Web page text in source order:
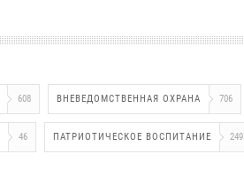
608 ВНЕВЕДОМСТВЕННАЯ ОХРАНА 706
46 ПАТРИОТИЧЕСКОЕ ВОСПИТАНИЕ 249